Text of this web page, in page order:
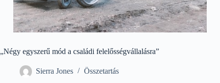
„Négy egyszerű mód a családi felelősségvállalásra”
Sierra Jones Összetartás